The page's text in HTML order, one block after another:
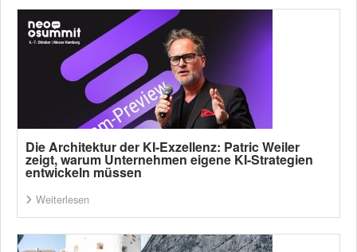
Die Architektur der KI-Exzellenz: Patric Weiler
zeigt, warum Unternehmen eigene KI-Strategien
entwickeln müssen
Weiterlesen